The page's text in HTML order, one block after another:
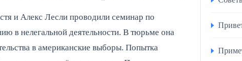
и Алекс Лесли проводили семинар по
в нелегальной деятельности. В тюрьме она
в американские выборы. Попытка